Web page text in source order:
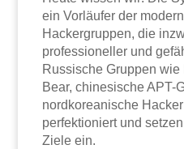
ein Vorläufer der
Hackergruppen, die
professioneller und
Russische Gruppen
Bear, chinesische APT-
nordkoreanische
perfektioniert und
Ziele ein.